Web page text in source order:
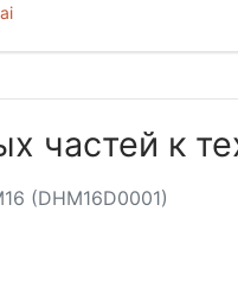
частей к
(DHM16D0001)